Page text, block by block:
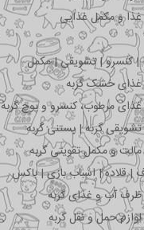
غذا و مکمل غذایی
| کنسرو | تشویقی | مکمل
غذای خشک گربه
غذای مرطوب، کنسرو و پوچ گربه
تشویقی گربه | بستنی گربه
مالت و مکمل تقویتی گربه
| قلاده | اسباب بازی | باکس
ظرف آب و غذای گربه
لوازم حمل و نقل گربه